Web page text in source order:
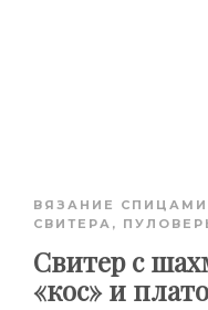
ВЯЗАНИЕ СПИЦАМИ
СВИТЕРА,
Свитер с
«кос» и